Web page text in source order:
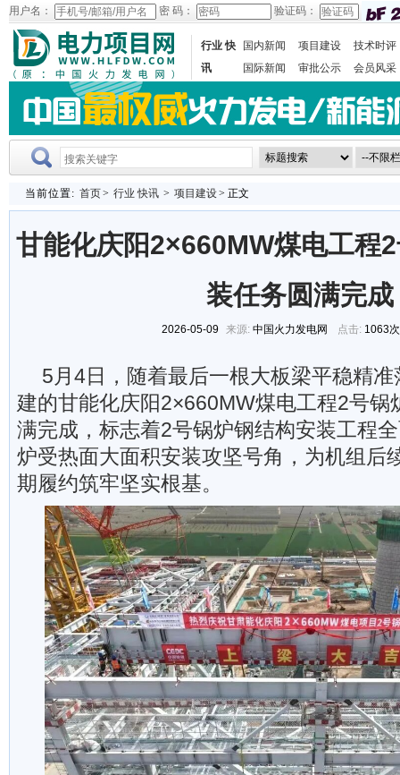
用户名： 密 码： 验证码：
行业 快
讯
国内新闻 项目建设
技术时评
国际新闻
审批公示 会员风采
当前位置: 首页> 行业 快讯 > 项目建设> 正文
甘能化庆阳2×660MW煤电工程
装任务圆满完成
2026-05-09 来源: 中国火力发电网 点击: 1063
5月4日，随着最后一根大板梁平稳精
建的甘能化庆阳2×660MW煤电工程2号锅
满完成，标志着2号锅炉钢结构安装工程
炉受热面大面积安装攻坚号角，为机组后
期履约筑牢坚实根基。